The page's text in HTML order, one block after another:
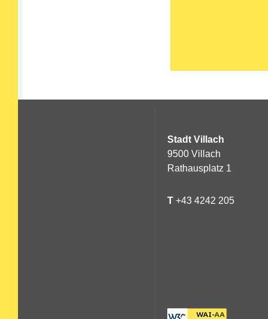
Stadt Villach
9500 Villach
Rathausplatz 1
T +43 4242 205